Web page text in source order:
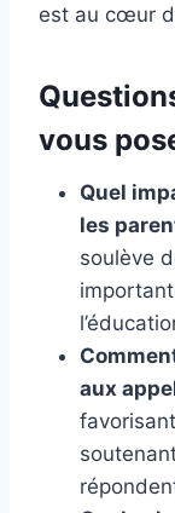
est au cœur
vous
Quel
les
soulève
aux